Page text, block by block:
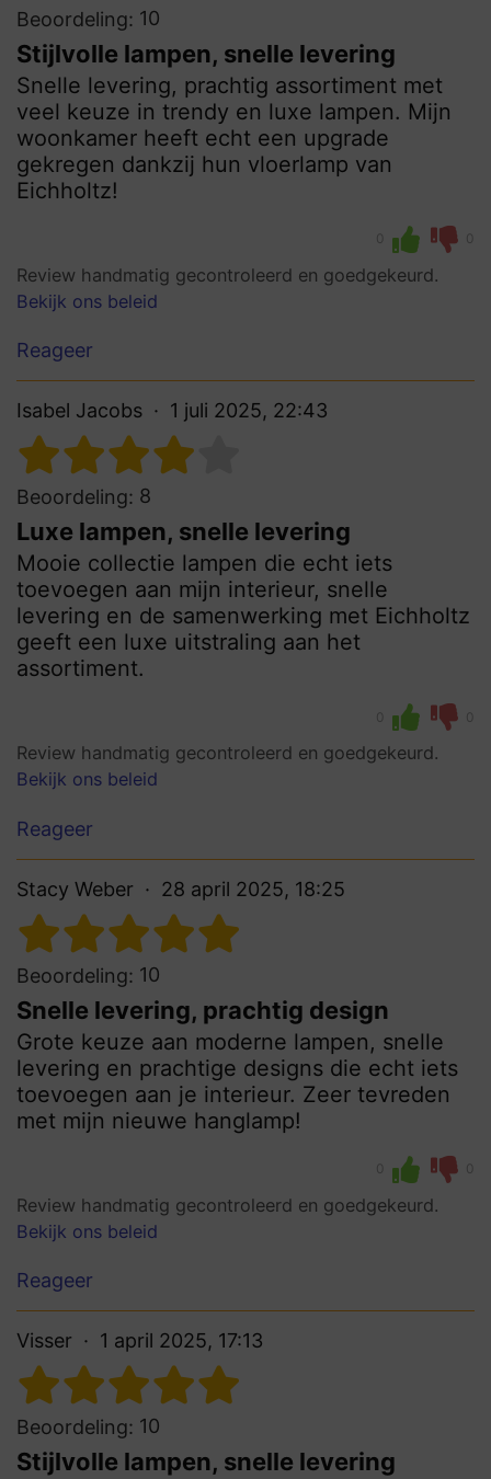
Beoordeling: 10
Stijlvolle lampen, snelle levering
Snelle levering, prachtig assortiment met
veel keuze in trendy en luxe lampen. Mijn
woonkamer heeft echt een upgrade
gekregen dankzij hun vloerlamp van
Eichholtz!
0 0
Review handmatig gecontroleerd en goedgekeurd.
Bekijk ons beleid
Reageer
Isabel Jacobs 1 juli 2025, 22:43
Beoordeling: 8
Luxe lampen, snelle levering
Mooie collectie lampen die echt iets
toevoegen aan mijn interieur, snelle
levering en de samenwerking met Eichholtz
geeft een luxe uitstraling aan het
assortiment.
0 0
Review handmatig gecontroleerd en goedgekeurd.
Bekijk ons beleid
Reageer
Stacy Weber 28 april 2025, 18:25
Beoordeling: 10
Snelle levering, prachtig design
Grote keuze aan moderne lampen, snelle
levering en prachtige designs die echt iets
toevoegen aan je interieur. Zeer tevreden
met mijn nieuwe hanglamp!
0 0
Review handmatig gecontroleerd en goedgekeurd.
Bekijk ons beleid
Reageer
Visser 1 april 2025, 17:13
Beoordeling: 10
Stijlvolle lampen, snelle levering